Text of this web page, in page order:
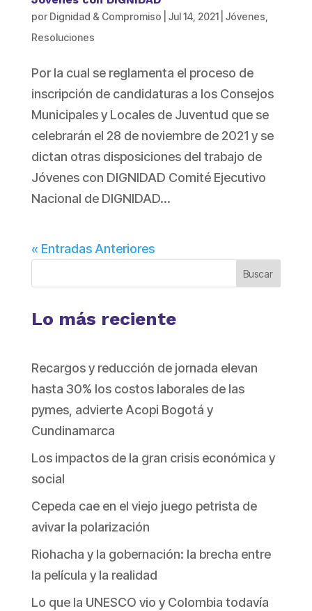
por Dignidad & Compromiso Jul 14, 2021| Jóvenes
Resoluciones
Por la cual se reglamenta el proceso de
inscripción de candidaturas a los Consejos
Municipales y Locales de Juventud que se
celebrarán el 28 de noviembre de 2021 y se
dictan otras disposiciones del trabajo de
Jóvenes con DIGNIDAD Comité Ejecutivo
Nacional de DIGNIDAD...
« Entradas Anteriores
Buscar
Lo más reciente
Recargos y reducción de jornada elevan
hasta 30% los costos laborales de las
pymes, advierte Acopi Bogotá y
Cundinamarca
Los impactos de la gran crisis económica y
social
Cepeda cae en el viejo juego petrista de
avivar la polarización
Riohacha y la gobernación: la brecha entre
la película y la realidad
Lo que la UNESCO vio y Colombia todavía